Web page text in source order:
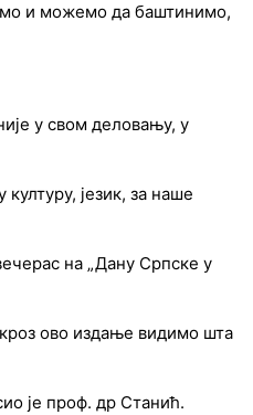
и можемо да баштинимо,
у свом деловању, у
језик, за наше
на „Дану Српске у
кроз ово издање видимо шта
је проф. др Станић.